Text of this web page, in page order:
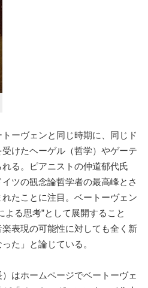
ーヴェンと同じ時期に、同じド
けたヘーゲル（哲学）やゲーテ
れる。ピアニストの仲道郁代氏
ツの観念論哲学者の最高峰とさ
たことに注目。ベートーヴェン
よる思考”として展開すること
表現の可能性に対しても全く新
た」と論じている。
はホームページでベートーヴェ